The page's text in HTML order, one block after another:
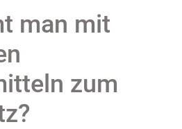
man mit
zum